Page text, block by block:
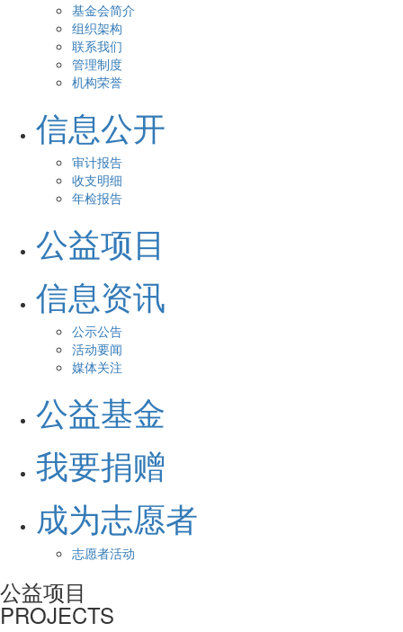
基金会简介
组织架构
联系我们
管理制度
机构荣誉
信息公开
审计报告
收支明细
年检报告
公益项目
信息资讯
公示公告
活动要闻
媒体关注
公益基金
我要捐赠
成为志愿者
志愿者活动
公益项目
PROJECTS